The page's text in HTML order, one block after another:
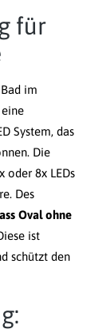
für
im
eine
System, das
Die
oder 8x LEDs
Des
Oval ohne
ist
schützt den